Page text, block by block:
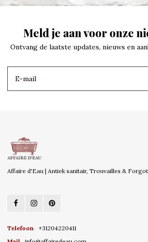
Meld je aan voor onze
Ontvang de laatste updates, nieuws en
Affaire d'Eau | Antiek sanitair, Trouvailles &
Telefoon
+31204220411